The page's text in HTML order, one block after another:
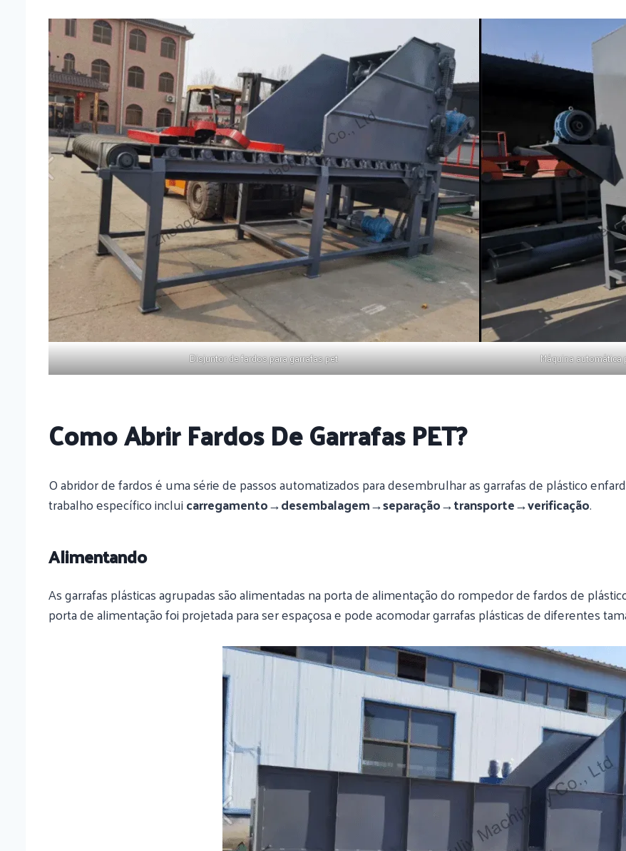
Disjuntor de fardos para garrafas pet Máquina
Como Abrir Fardos De Garrafas PET?
O abridor de fardos é uma série de passos automatizados para desembrulhar as garrafas de plástico
trabalho específico incluicarregamento→desembalagem→separação→transporte→verificação.
Alimentando
As garrafas plásticas agrupadas são alimentadas na porta de alimentação do rompedor de fardos de
porta de alimentação foi projetada para ser espaçosa e pode acomodar garrafas plásticas de diferentes